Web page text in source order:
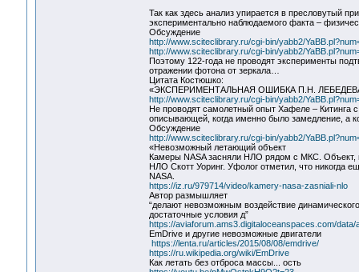
Так как здесь анализ упирается в пресловутый
экспериментально наблюдаемого факта –
Обсуждение
http://www.sciteclibrary.ru/cgi-bin/yabb2/
http://www.sciteclibrary.ru/cgi-bin/yabb2/
Поэтому 122-года не проводят эксперименты
отражении фотона от зеркала…
Цитата Костюшко:
«ЭКСПЕРИМЕНТАЛЬНАЯ ОШИБКА П.Н.
http://www.sciteclibrary.ru/cgi-bin/yabb2/
Не проводят самолетный опыт Хафеле – Китинга
описывающей, когда именно было замедление, а
Обсуждение
http://www.sciteclibrary.ru/cgi-bin/yabb2/
«Невозможный летающий объект
Камеры NASA засняли НЛО рядом с МКС. Объект,
НЛО Скотт Уоринг. Уфолог отметил, что никогда
NASA.
https://iz.ru/979714/video/kamery-nasa-zasniali-nlo
Автор размышляет
“делают невозможным воздействие
достаточные условия д”
https://aviaforum.ams3.digitaloceanspaces.com/
EmDrive и другие невозможные двигатели
https://lenta.ru/articles/2015/08/08/emdrive/
https://ru.wikipedia.org/wiki/EmDrive
Как летать без отброса массы... ость